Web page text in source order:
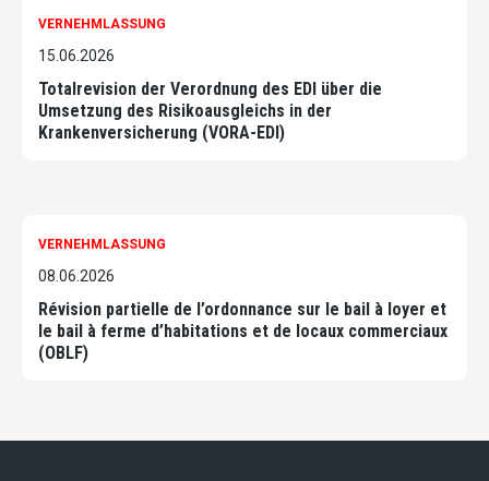
VERNEHMLASSUNG
15.06.2026
Totalrevision der Verordnung des EDI über die
Umsetzung des Risikoausgleichs in der
Krankenversicherung (VORA-EDI)
VERNEHMLASSUNG
08.06.2026
Révision partielle de l’ordonnance sur le bail à loyer et
le bail à ferme d’habitations et de locaux commerciaux
(OBLF)